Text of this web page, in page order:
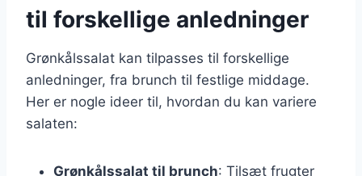
til forskellige anledninger
Grønkålssalat kan tilpasses til forskellige
anledninger, fra brunch til festlige middage.
Her er nogle ideer til, hvordan du kan variere
salaten:
Grønkålssalat til brunch: Tilsæt frugter